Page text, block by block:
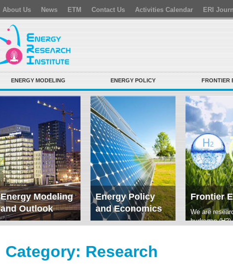
About Us News ETM Contact Us Activities Calendar ERI
ENERGY MODELING ENERGY POLICY FRONTIER
Energy Modeling
and Outlook
ERI conducts rigorous
demand of various
energy-consuming
Energy Policy
and Economics
We focus on solar
economics, and solar PV
Frontier
We are
hydrogen (H2)
Category: Research